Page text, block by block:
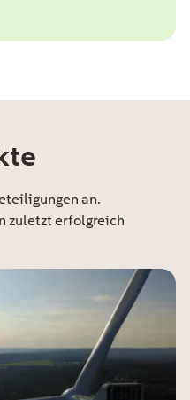
an.
zuletzt erfolgreich